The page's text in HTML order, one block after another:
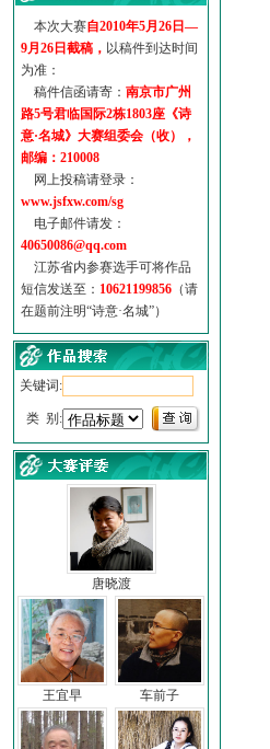
·参赛作品多达5000多首
“诗意·名城”晒诗会
特别通知--致广大诗词爱好...
本次大赛自2010年5月26日—
9月26日截稿， 以稿件到达时间
为准：
稿件信函请寄： 南京市广州
路5号君临国际2栋1803座《诗
意·名城》大赛组委会（收），
邮编：210008
网上投稿请登录：
www.jsfxw.com/sg
电子邮件请发：
40650086@qq.com
江苏省内参赛选手可将作品
短信发送至： 10621199856 （请
在题前注明“诗意·名城”）
关键词:
类 别:
唐晓渡
王宜早 车前子